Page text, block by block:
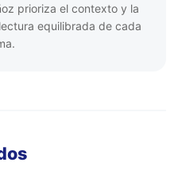
prioriza el contexto y la
equilibrada de cada